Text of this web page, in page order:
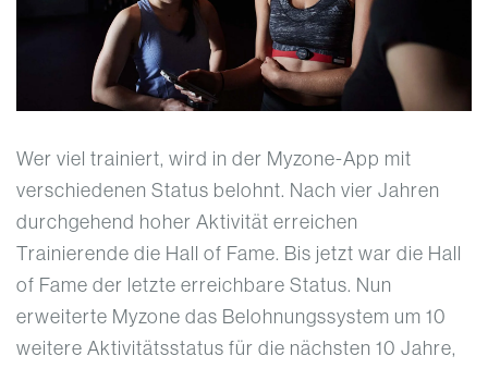
Wer viel trainiert, wird in der Myzone-App mit
verschiedenen Status belohnt. Nach vier Jahren
durchgehend hoher Aktivität erreichen
Trainierende die Hall of Fame. Bis jetzt war die Hall
of Fame der letzte erreichbare Status. Nun
erweiterte Myzone das Belohnungssystem um 10
weitere Aktivitätsstatus für die nächsten 10 Jahre,